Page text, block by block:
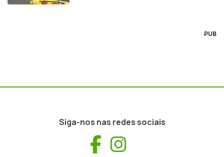
PUB
Siga-nos nas redes sociais
Facebook